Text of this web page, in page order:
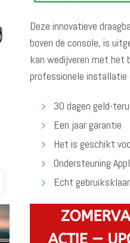
Deze innovatieve
boven de console, is
kan wedijveren met het
professionele installatie
30 dagen geld-
Een jaar garantie
Het is geschikt
Ondersteuning
Echt